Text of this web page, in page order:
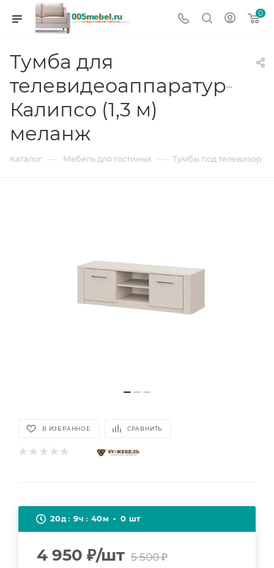
0
Тумба для
телевидеоаппаратуры
Калипсо (1,3 м)
меланж
Каталог — Мебель для гостиных — Тумбы под телевизор
В ИЗБРАННОЕ СРАВНИТЬ
20д 9ч 40м 0 шт
4 950 ₽/шт 5 500₽